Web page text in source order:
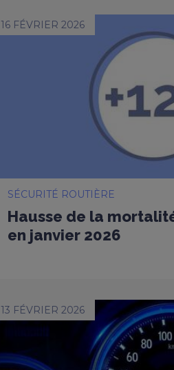
16 FÉVRIER 2026
SÉCURITÉ ROUTIÈRE
Hausse de la
en janvier 2026
13 FÉVRIER 2026